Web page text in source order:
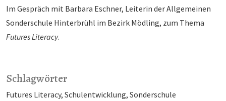
Schlagwörter
Futures Literacy Schulentwicklung Sonderschule
Im Gespräch mit Barbara Eschner, Leiterin der Allgemeinen
Sonderschule Hinterbrühl im Bezirk Mödling, zum Thema
Futures Literacy.